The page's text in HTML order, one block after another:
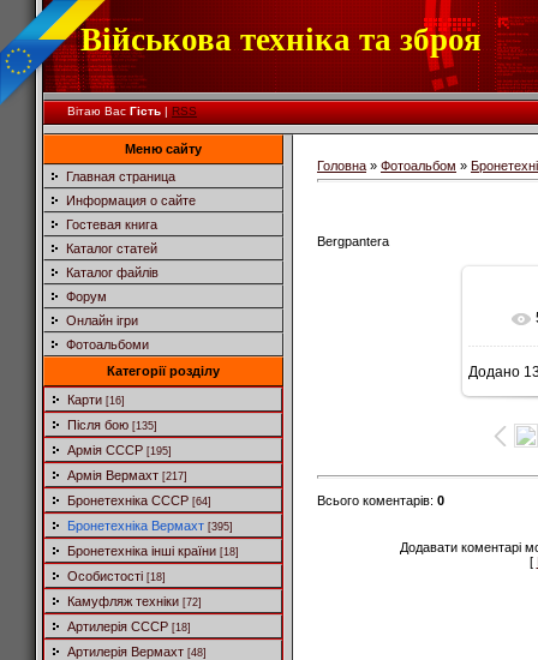
Військова техніка та зброя
Вітаю Вас Гість|RSS
Меню сайту
Главная страница
Информация о сайте
Гостевая книга
Каталог статей
Каталог файлів
Форум
Онлайн ігри
Фотоальбоми
Категорії розділу
Карти [16]
Після бою [135]
Армія СССР [195]
Армія Вермахт [217]
Бронетехніка СССР [64]
Бронетехніка Вермахт [395]
Бронетехніка інші країни [18]
Особистості [18]
Камуфляж техніки [72]
Артилерія СССР [18]
Артилерія Вермахт [48]
Головна » Фотоальбом »
Bergpantera
Додано
Всього коментарів: 0
Додавати коментарі
[